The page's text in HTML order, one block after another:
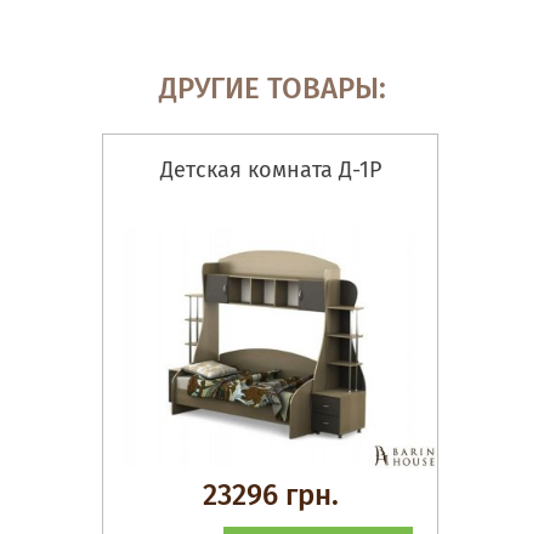
ДРУГИЕ ТОВАРЫ:
Детская комната Д-1Р
23296 грн.